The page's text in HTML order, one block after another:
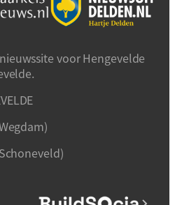
voor Hengevelde